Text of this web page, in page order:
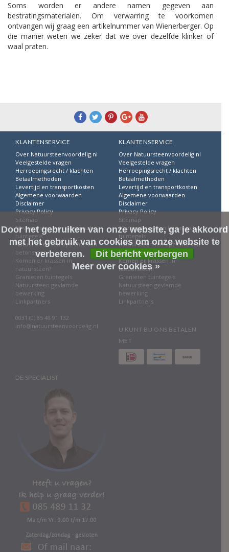
Soms worden er andere namen gegeven aan
bestratingsmaterialen. Om verwarring te voorkomen
ontvangen wij graag een artikelnummer van Wienerberger. Op
die manier weten we zeker dat we over dezelfde klinker of
waal praten.
KLANTENSERVICE
Over Natuursteenvoordelig.nl
Veelgestelde vragen
Herroepingsrecht / klachten
Betaalmethoden
Levertijd en transportkosten
Algemene voorwaarden
Disclaimer
Privacy Policy
Sitemap
10 voordelen van keramische
tuintegels
Natuursteen ten opzichte van
betonsteen
Komen er krassen in
natuursteen?
Granieten tuintegels
Natuursteen gevlamde
bewerking
Linkpartners
0031 (0) 85 48 91 132
info@natuursteenvoordelig.nl
KLANTENSERVICE
Over Natuursteenvoordelig.nl
Veelgestelde vragen
Herroepingsrecht / klachten
Betaalmethoden
Levertijd en transportkosten
Algemene voorwaarden
Disclaimer
Privacy Policy
Sitemap
10 voordelen van keramische
tuintegels
Natuursteen ten opzichte van
betonsteen
Komen er krassen in
natuursteen?
Granieten tuintegels
Natuursteen gevlamde
bewerking
Linkpartners
U KUNT BIJ ONS BETALEN
MET
DE SPECIALIST
Door het gebruiken van onze website, ga je akkoord
met het gebruik van cookies om onze website te
verbeteren.
Dit bericht verbergen
Meer over cookies »